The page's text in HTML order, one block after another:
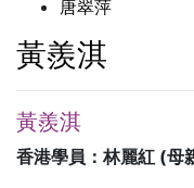
唐翠萍
黃羨淇
黃羨淇
香港學員：林麗紅 (母